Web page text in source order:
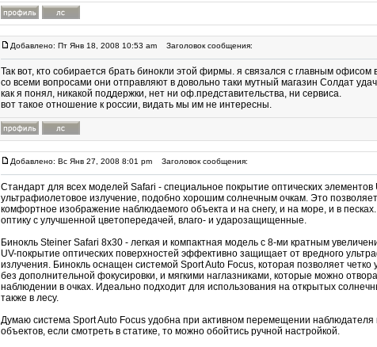
Добавлено: Пт Янв 18, 2008 10:53 am Заголовок сообщения:
Так вот, кто собирается брать бинокли этой фирмы. я связался с главным офисом
со всеми вопросами они отправляют в довольно таки мутный магазин Солдат
как я понял, никакой поддержки, нет ни оф.представительства, ни сервиса.
вот такое отношение к россии, видать мы им не интересны.
Добавлено: Вс Янв 27, 2008 8:01 pm Заголовок сообщения:
Стандарт для всех моделей Safari - специальное покрытие оптических
ультрафиолетовое излучение, подобно хорошим солнечным очкам. Это
комфортное изображение наблюдаемого объекта и на снегу, и на море, и в
оптику с улучшенной цветопередачей, влаго- и ударозащищенные.
Бинокль Steiner Safari 8x30 - легкая и компактная модель c 8-ми кратным
UV-покрытие оптических поверхностей эффективно защищает от вредного
излучения. Бинокль оснащен системой Sport Auto Focus, которая позволяет четко
без дополнительной фокусировки, и мягкими наглазниками, которые можно
наблюдении в очках. Идеально подходит для использования на открытых
также в лесу.
Думаю система Sport Auto Focus удобна при активном перемещении
объектов, если смотреть в статике, то можно обойтись ручной настройкой.